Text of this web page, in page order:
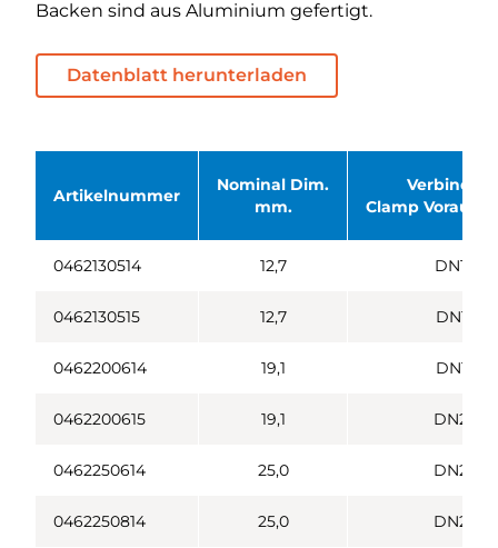
Backen sind aus Aluminium gefertigt.
Datenblatt herunterladen
Artikelnummer
Nominal Dim.
mm.
Clamp
0462130514 12,7 DN10
0462130515 12,7 DN15
0462200614 19,1 DN15
0462200615 19,1 DN20
0462250614 25,0 DN25
0462250814 25,0 DN25